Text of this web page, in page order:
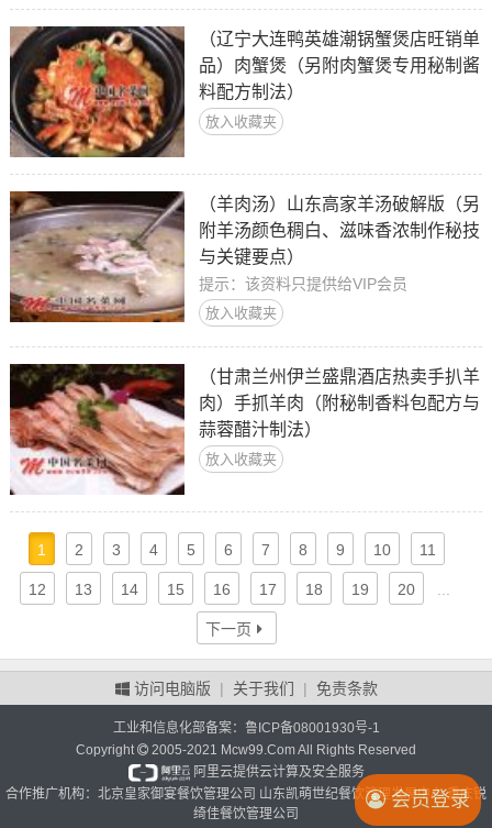
（辽宁大连鸭英雄潮锅蟹煲店旺销单
品）肉蟹煲（另附肉蟹煲专用秘制酱
料配方制法）
放入收藏夹
（羊肉汤）山东高家羊汤破解版（另
附羊汤颜色稠白、滋味香浓制作秘技
与关键要点）
提示：该资料只提供给VIP会员
放入收藏夹
（甘肃兰州伊兰盛鼎酒店热卖手扒羊
肉）手抓羊肉（附秘制香料包配方与
蒜蓉醋汁制法）
放入收藏夹
1 2 3 4 5 6 7 8 9 10 11
12 13 14 15 16 17 18 19 20
下一页
访问电脑版 | 关于我们 | 免责条款
工业和信息化部备案： 鲁ICP备08001930号-1
Copyright
2005-2021 Mcw99.Com All Rights Reserved
阿里云提供云计算及安全服务
合作推广机构：北京皇家御宴餐饮管理公司 山东凯萌世纪餐饮管理发展中心 重庆锐
绮佳餐饮管理公司
会员登录